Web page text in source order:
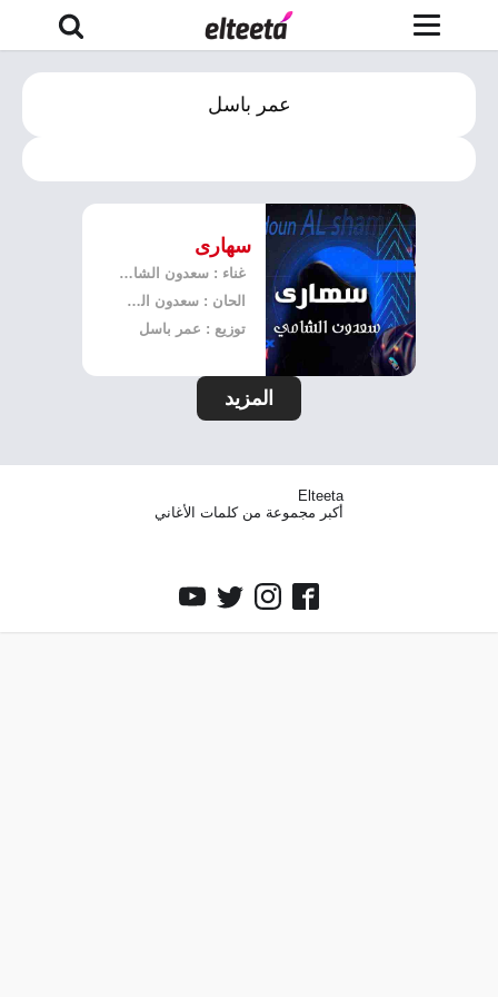
عمر باسل
سهارى
غناء : سعدون الشامي
الحان : سعدون الشامي
توزيع : عمر باسل
المزيد
Elteeta
أكبر مجموعة من كلمات الأغاني